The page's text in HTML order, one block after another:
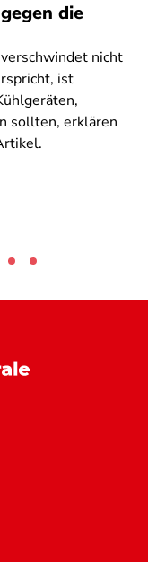
die
nicht
ist
sollten, erklären